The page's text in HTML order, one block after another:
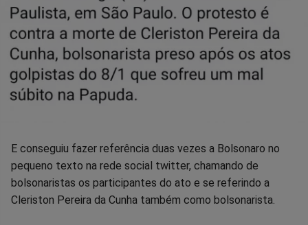
E conseguiu fazer referência duas vezes a Bolsonaro no
pequeno texto na rede social twitter, chamando de
bolsonaristas os participantes do ato e se referindo a
Cleriston Pereira da Cunha também como bolsonarista.